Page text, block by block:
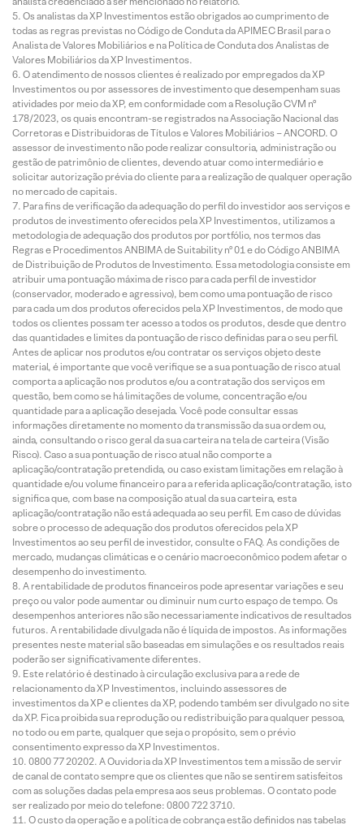
Os analistas da XP Investimentos estão obrigados ao cumprimento de
todas as regras previstas no Código de Conduta da APIMEC Brasil para o
Analista de Valores Mobiliários e na Política de Conduta dos Analistas de
Valores Mobiliários da XP Investimentos.
O atendimento de nossos clientes é realizado por empregados da XP
Investimentos ou por assessores de investimento que desempenham suas
atividades por meio da XP, em conformidade com a Resolução CVM nº
178/2023, os quais encontram-se registrados na Associação Nacional das
Corretoras e Distribuidoras de Títulos e Valores Mobiliários – ANCORD. O
assessor de investimento não pode realizar consultoria, administração ou
gestão de patrimônio de clientes, devendo atuar como intermediário e
solicitar autorização prévia do cliente para a realização de qualquer operação
no mercado de capitais.
Para fins de verificação da adequação do perfil do investidor aos serviços e
produtos de investimento oferecidos pela XP Investimentos, utilizamos a
metodologia de adequação dos produtos por portfólio, nos termos das
Regras e Procedimentos ANBIMA de Suitability nº 01 e do Código ANBIMA
de Distribuição de Produtos de Investimento. Essa metodologia consiste em
atribuir uma pontuação máxima de risco para cada perfil de investidor
(conservador, moderado e agressivo), bem como uma pontuação de risco
para cada um dos produtos oferecidos pela XP Investimentos, de modo que
todos os clientes possam ter acesso a todos os produtos, desde que dentro
das quantidades e limites da pontuação de risco definidas para o seu perfil.
Antes de aplicar nos produtos e/ou contratar os serviços objeto deste
material, é importante que você verifique se a sua pontuação de risco atual
comporta a aplicação nos produtos e/ou a contratação dos serviços em
questão, bem como se há limitações de volume, concentração e/ou
quantidade para a aplicação desejada. Você pode consultar essas
informações diretamente no momento da transmissão da sua ordem ou,
ainda, consultando o risco geral da sua carteira na tela de carteira (Visão
Risco). Caso a sua pontuação de risco atual não comporte a
aplicação/contratação pretendida, ou caso existam limitações em relação à
quantidade e/ou volume financeiro para a referida aplicação/contratação, isto
significa que, com base na composição atual da sua carteira, esta
aplicação/contratação não está adequada ao seu perfil. Em caso de dúvidas
sobre o processo de adequação dos produtos oferecidos pela XP
Investimentos ao seu perfil de investidor, consulte o FAQ. As condições de
mercado, mudanças climáticas e o cenário macroeconômico podem afetar o
desempenho do investimento.
A rentabilidade de produtos financeiros pode apresentar variações e seu
preço ou valor pode aumentar ou diminuir num curto espaço de tempo. Os
desempenhos anteriores não são necessariamente indicativos de resultados
futuros. A rentabilidade divulgada não é líquida de impostos. As informações
presentes neste material são baseadas em simulações e os resultados reais
poderão ser significativamente diferentes.
Este relatório é destinado à circulação exclusiva para a rede de
relacionamento da XP Investimentos, incluindo assessores de
investimentos da XP e clientes da XP, podendo também ser divulgado no site
da XP. Fica proibida sua reprodução ou redistribuição para qualquer pessoa,
no todo ou em parte, qualquer que seja o propósito, sem o prévio
consentimento expresso da XP Investimentos.
0800 77 20202. A Ouvidoria da XP Investimentos tem a missão de servir
de canal de contato sempre que os clientes que não se sentirem satisfeitos
com as soluções dadas pela empresa aos seus problemas. O contato pode
ser realizado por meio do telefone: 0800 722 3710.
O custo da operação e a política de cobrança estão definidos nas tabelas